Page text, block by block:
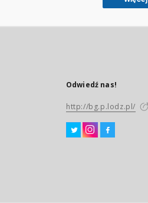
Odwiedź nas!
http://bg.p.lodz.pl/